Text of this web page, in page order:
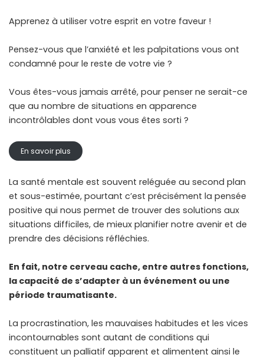
Apprenez à utiliser votre esprit en votre faveur !
Pensez-vous que l’anxiété et les palpitations vous ont
condamné pour le reste de votre vie ?
Vous êtes-vous jamais arrêté, pour penser ne serait-ce
que au nombre de situations en apparence
incontrôlables dont vous vous êtes sorti ?
En savoir plus
La santé mentale est souvent reléguée au second plan
et sous-estimée, pourtant c’est précisément la pensée
positive qui nous permet de trouver des solutions aux
situations difficiles, de mieux planifier notre avenir et de
prendre des décisions réfléchies.
En fait, notre cerveau cache, entre autres fonctions,
la capacité de s’adapter à un événement ou une
période traumatisante.
La procrastination, les mauvaises habitudes et les vices
incontournables sont autant de conditions qui
constituent un palliatif apparent et alimentent ainsi le